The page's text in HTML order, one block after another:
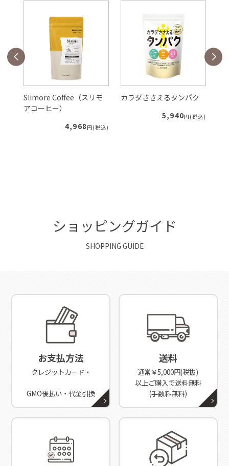
Slimore Coffee（スリモ
アコーヒー）
4,968円(税込)
カラダささえるタンパク
5,940円(税込)
ショッピングガイド
SHOPPING GUIDE
お支払方法
クレジットカード・
GMO後払い・代金引換
送料
通常￥5,000円(税抜)
以上ご購入で送料無料
(手数料無料)